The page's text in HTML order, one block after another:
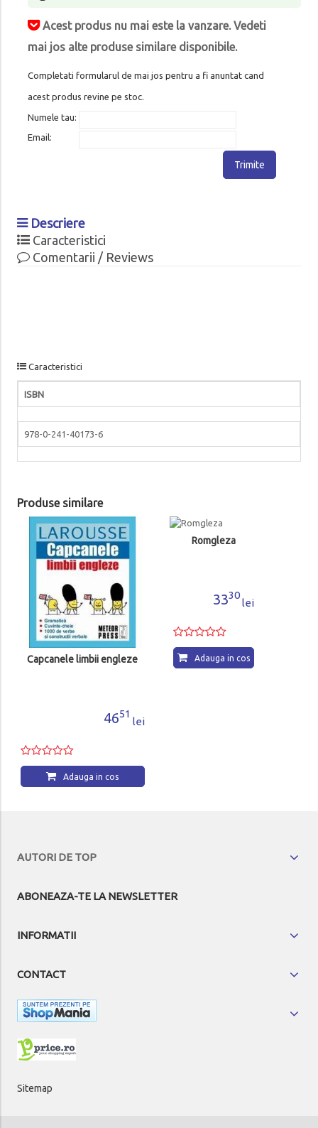
Acest produs nu mai este la vanzare. Vedeti
mai jos alte produse similare disponibile.
Completati formularul de mai jos pentru a fi anuntat cand
acest produs revine pe stoc.
Numele tau:
Email:
Trimite
Descriere
Caracteristici
Comentarii / Reviews
Caracteristici
ISBN
978-0-241-40173-6
Produse similare
Capcanele limbii engleze
4651
lei
Adauga in cos
Romgleza
3330
lei
Adauga in cos
AUTORI DE TOP
ABONEAZA-TE LA NEWSLETTER
INFORMATII
CONTACT
Sitemap